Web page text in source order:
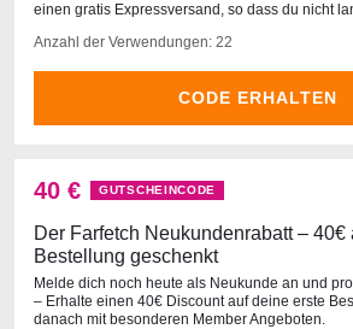
einen gratis Expressversand, so dass du nicht
Anzahl der Verwendungen: 22
CODE ERHALTEN
40 € GUTSCHEINCODE
Der Farfetch Neukundenrabatt – 40€
Bestellung geschenkt
Melde dich noch heute als Neukunde an und
– Erhalte einen 40€ Discount auf deine erste
danach mit besonderen Member Angeboten.